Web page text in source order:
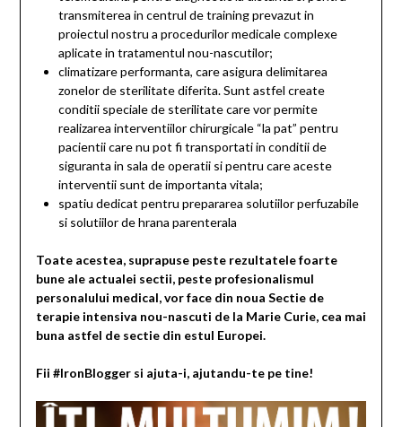
transmiterea in centrul de training prevazut in
proiectul nostru a procedurilor medicale complexe
aplicate in tratamentul nou-nascutilor;
climatizare performanta, care asigura delimitarea
zonelor de sterilitate diferita. Sunt astfel create
conditii speciale de sterilitate care vor permite
realizarea interventiilor chirurgicale “la pat” pentru
pacientii care nu pot fi transportati in conditii de
siguranta in sala de operatii si pentru care aceste
interventii sunt de importanta vitala;
spatiu dedicat pentru prepararea solutiilor perfuzabile
si solutiilor de hrana parenterala
Toate acestea, suprapuse peste rezultatele foarte
bune ale actualei sectii, peste profesionalismul
personalului medical, vor face din noua Sectie de
terapie intensiva nou-nascuti de la Marie Curie, cea mai
buna astfel de sectie din estul Europei.
Fii #IronBlogger si ajuta-i, ajutandu-te pe tine!